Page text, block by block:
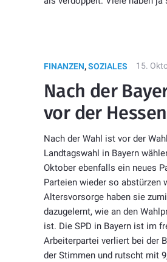
FINANZEN,SOZIALES 15.
Nach der
vor der
Nach der Wahl ist vor der
Landtagswahl in Bayern
Oktober ebenfalls ein neues
Parteien wieder so abstürzen
Altersvorsorge haben sie
dazugelernt, wie an den
ist. Die SPD in Bayern ist im
Arbeiterpartei verliert bei der
der Stimmen und rutscht mit